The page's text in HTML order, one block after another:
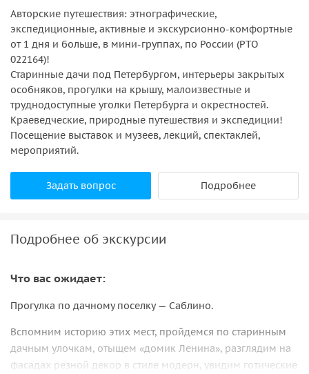
Авторские путешествия: этнографические,
экспедиционные, активные и экскурсионно-комфортные
от 1 дня и больше, в мини-группах, по России (РТО
022164)!
Старинные дачи под Петербургом, интерьеры закрытых
особняков, прогулки на крышу, малоизвестные и
труднодоступные уголки Петербурга и окрестностей.
Краеведческие, природные путешествия и экспедиции!
Посещение выставок и музеев, лекций, спектаклей,
мероприятий.
Задать вопрос Подробнее
Подробнее об экскурсии
Что вас ожидает:
Прогулка по дачному поселку — Саблино.
Вспомним историю этих мест, пройдемся по старинным
дачным улочкам, отыщем «домик Ленина», разглядим на
фасадах резной декор в стиле модерн, увидим готические